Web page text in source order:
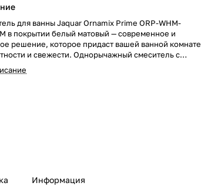
для ванны Jaquar Ornamix Prime ORP-WHM-
в покрытии белый матовый — современное и
решение, которое придаст вашей ванной комнате
и свежести. Однорычажный смеситель с
подключения наружной душевой трубы
удобство и минимализм.
Информация